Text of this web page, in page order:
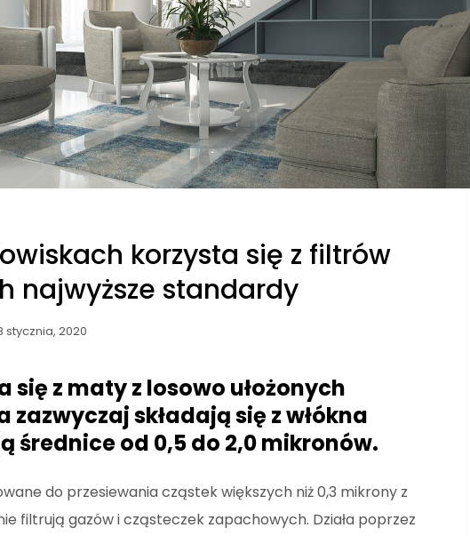
korzysta się z filtrów
najwyższe standardy
stycznia, 2020
się z maty z losowo ułożonych
zazwyczaj składają się z włókna
średnice od 0,5 do 2,0 mikronów.
do przesiewania cząstek większych niż 0,3 mikrony z
filtrują gazów i cząsteczek zapachowych. Działa poprzez